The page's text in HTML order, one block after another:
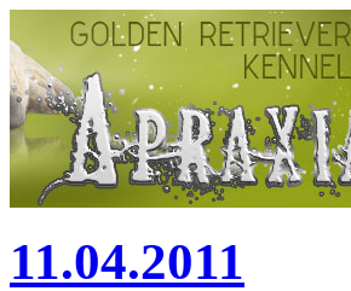
11.04.2011